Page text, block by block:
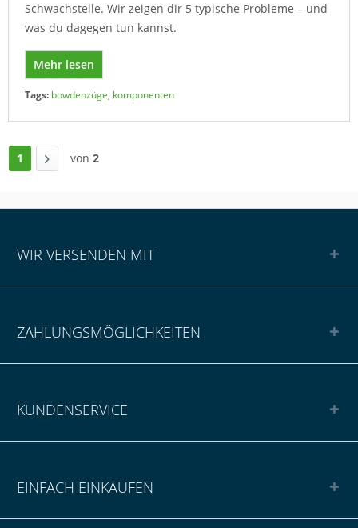
Schwachstelle. Wir zeigen dir 5 typische Probleme – und
was du dagegen tun kannst.
Mehr lesen
Tags: bowdenzüge, komponenten
1 von 2
WIR VERSENDEN MIT
ZAHLUNGSMÖGLICHKEITEN
KUNDENSERVICE
EINFACH EINKAUFEN